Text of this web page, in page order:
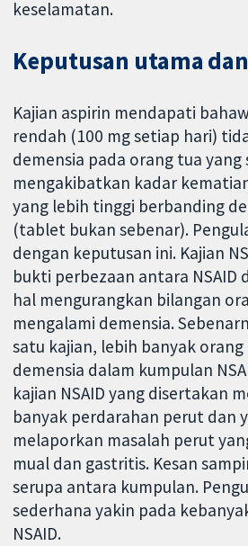
keselamatan.
Keputusan utama
Kajian aspirin mendapati
rendah (100 mg setiap hari)
demensia pada orang tua
mengakibatkan kadar
yang lebih tinggi berbanding
(tablet bukan sebenar).
dengan keputusan ini. Kajian
bukti perbezaan antara NSAID
hal mengurangkan bilangan
mengalami demensia.
satu kajian, lebih banyak
demensia dalam kumpulan
kajian NSAID yang disertakan
banyak perdarahan perut dan
melaporkan masalah perut
mual dan gastritis. Kesan
serupa antara kumpulan.
sederhana yakin pada
NSAID.